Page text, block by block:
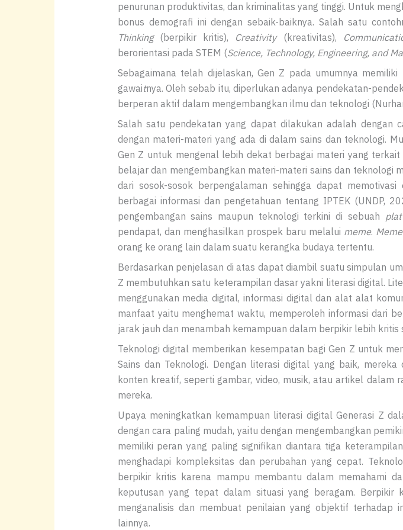
penurunan produktivitas, dan kriminalitas yang tinggi. Untuk
bonus demografi ini dengan sebaik-baiknya. Salah satu
Thinking(berpikir kritis), Creativity(kreativitas),
berorientasi pada STEM (Science, Technology, Engineering, and
Sebagaimana telah dijelaskan, Gen Z pada umumnya
gawaitnya. Oleh sebab itu, diperlukan adanya pendekatan-
berperan aktif dalam mengembangkan ilmu dan teknologi
Salah satu pendekatan yang dapat dilakukan adalah dengan
dengan materi-materi yang ada di dalam sains dan teknologi.
Gen Z untuk mengenal lebih dekat berbagai materi yang
belajar dan mengembangkan materi-materi sains dan teknologi
dari sosok-sosok berpengalaman sehingga dapat
berbagai informasi dan pengetahuan tentang IPTEK (UNDP,
pengembangan sains maupun teknologi terkini di sebuah
pendapat, dan menghasilkan prospek baru melalui meme. Meme
orang ke orang lain dalam suatu kerangka budaya tertentu.
Berdasarkan penjelasan di atas dapat diambil suatu simpulan
Z membutuhkan satu keterampilan dasar yakni literasi digital.
menggunakan media digital, informasi digital dan alat alat
manfaat yaitu menghemat waktu, memperoleh informasi dari
jarak jauh dan menambah kemampuan dalam berpikir lebih
Teknologi digital memberikan kesempatan bagi Gen Z untuk
Sains dan Teknologi. Dengan literasi digital yang baik,
konten kreatif, seperti gambar, video, musik, atau artikel
mereka.
Upaya meningkatkan kemampuan literasi digital Generasi Z
dengan cara paling mudah, yaitu dengan mengembangkan
memiliki peran yang paling signifikan diantara tiga
menghadapi kompleksitas dan perubahan yang cepat.
berpikir kritis karena mampu membantu dalam memahami
keputusan yang tepat dalam situasi yang beragam.
menganalisis dan membuat penilaian yang objektif terhadap
lainnya.